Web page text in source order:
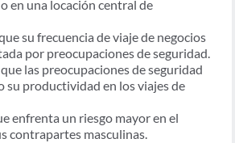
en una locación central de
su frecuencia de viaje de negocios
por preocupaciones de seguridad.
las preocupaciones de seguridad
su productividad en los viajes de
enfrenta un riesgo mayor en el
contrapartes masculinas.